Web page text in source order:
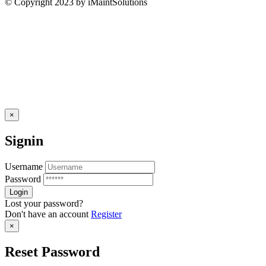
×
Signin
Username
Password
Lost your password?
Don't have an account Register
×
Reset Password